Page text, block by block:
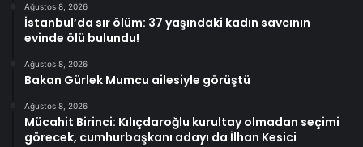
Ağustos 8, 2026
İstanbul’da sır ölüm: 37 yaşındaki kadın savcının
evinde ölü bulundu!
Ağustos 8, 2026
Bakan Gürlek Mumcu ailesiyle görüştü
Ağustos 8, 2026
Mücahit Birinci: Kılıçdaroğlu kurultay olmadan seçimi
görecek, cumhurbaşkanı adayı da İlhan Kesici